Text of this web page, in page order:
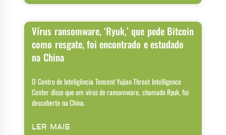
Vírus ransomware, ‘Ryuk,’ que pede Bitcoin
como resgate, foi encontrado e estudado
na China
O Centro de Inteligência Tencent Yujian Threat Intelligence
Center disse que um vírus de ransomware, chamado Ryuk, foi
descoberto na China.
LER MAIS